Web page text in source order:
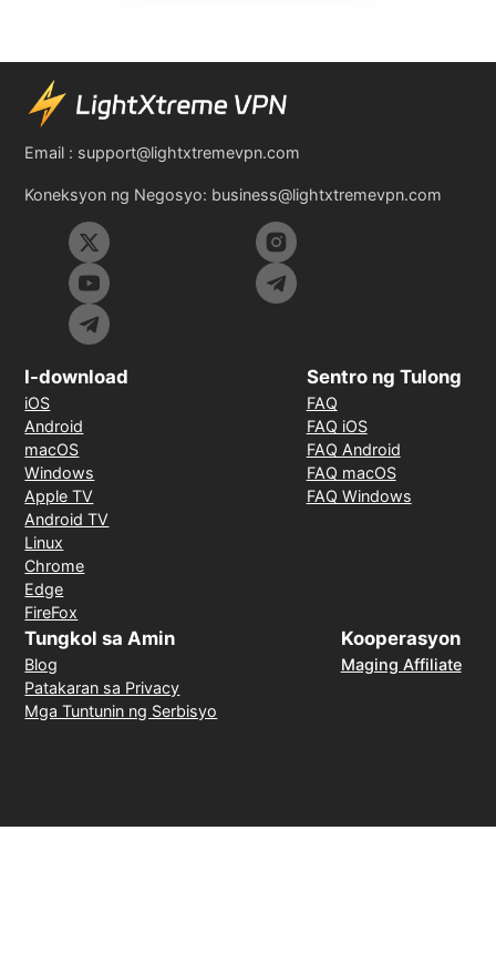
Email : support@lightxtremevpn.com
Koneksyon ng Negosyo: business@lightxtremevpn.com
I-download
iOS
Android
macOS
Windows
Apple TV
Android TV
Linux
Chrome
Edge
FireFox
Sentro ng Tulong
FAQ
FAQ iOS
FAQ Android
FAQ macOS
FAQ Windows
Tungkol sa Amin
Blog
Patakaran sa Privacy
Mga Tuntunin ng Serbisyo
Kooperasyon
Maging Affiliate